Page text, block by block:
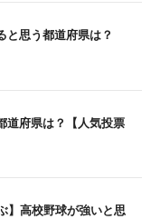
と思う都道府県は？
道府県は？【人気投票
】高校野球が強いと思